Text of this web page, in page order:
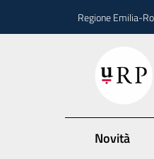
Regione Emilia-
Novità